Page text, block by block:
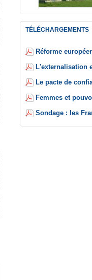
TÉLÉCHARGEMENTS
Réforme
L'externalisation
Le pacte de
Femmes et
Sondage : les